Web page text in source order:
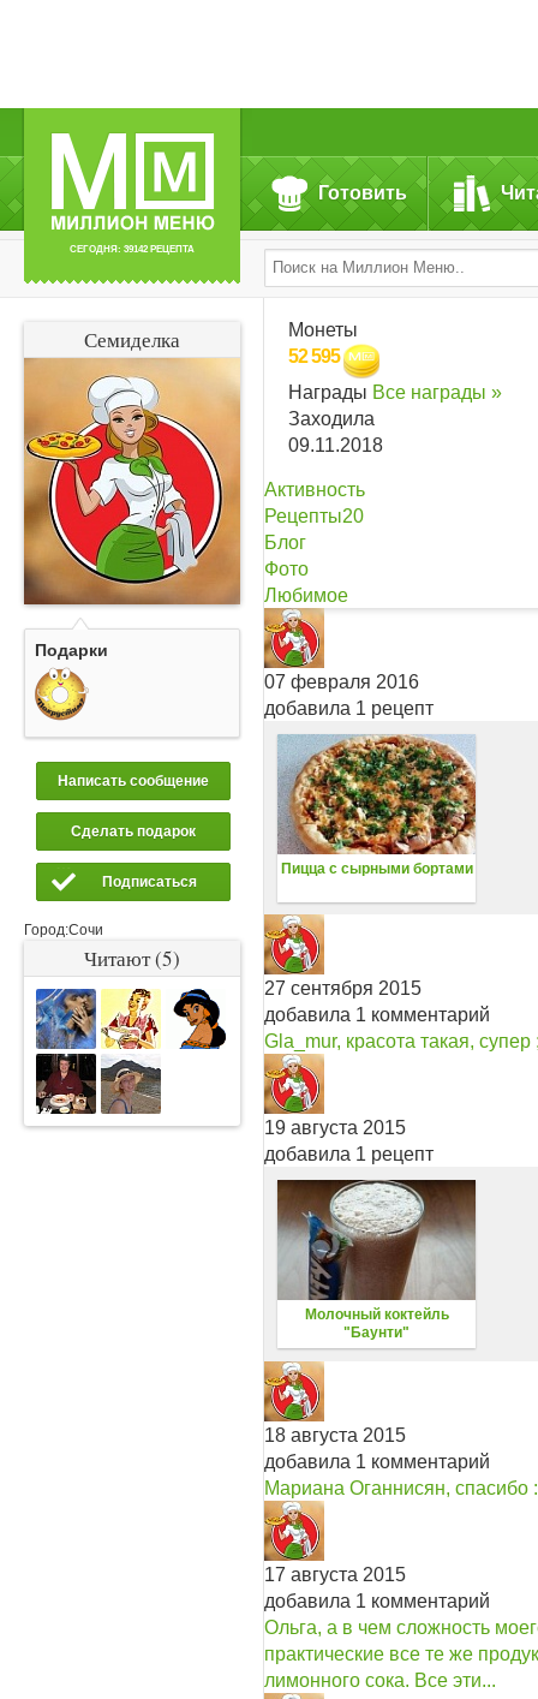
СЕГОДНЯ: 39142 РЕЦЕПТА
Готовить
Семиделка
Подарки
Написать сообщение
Сделать подарок
Подписаться
Город:Сочи
Читают (5)
Монеты
52 595
Награды Все награды »
Заходила
09.11.2018
Активность
Рецепты20
Блог
Фото
Любимое
07 февраля 2016
добавила 1 рецепт
Пицца с сырными бортами
27 сентября 2015
добавила 1 комментарий
Gla_mur, красота такая, супер
19 августа 2015
добавила 1 рецепт
Молочный коктейль
"Баунти"
18 августа 2015
добавила 1 комментарий
Мариана Оганнисян, спасибо
17 августа 2015
добавила 1 комментарий
Ольга, а в чем сложность
практические все те же
лимонного сока. Все эти...